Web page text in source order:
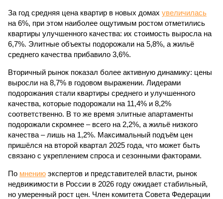
За год средняя цена квартир в новых домах увеличилась
на 6%, при этом наиболее ощутимым ростом отметились
квартиры улучшенного качества: их стоимость выросла на
6,7%. Элитные объекты подорожали на 5,8%, а жильё
среднего качества прибавило 3,6%.
Вторичный рынок показал более активную динамику: цены
выросли на 8,7% в годовом выражении. Лидерами
подорожания стали квартиры среднего и улучшенного
качества, которые подорожали на 11,4% и 8,2%
соответственно. В то же время элитные апартаменты
подорожали скромнее – всего на 2,2%, а жильё низкого
качества – лишь на 1,2%. Максимальный подъём цен
пришёлся на второй квартал 2025 года, что может быть
связано с укреплением спроса и сезонными факторами.
По мнению экспертов и представителей власти, рынок
недвижимости в России в 2026 году ожидает стабильный,
но умеренный рост цен. Член комитета Совета Федерации